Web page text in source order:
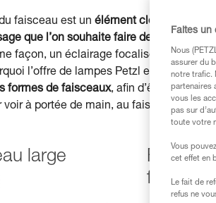
faisceau est un élément clé dans le
que l’on souhaite faire de sa lampe
façon, un éclairage focalisé ne sera
l’offre de lampes Petzl est conçue,
formes de faisceaux, afin d’être
voir à portée de main, au faisceau
large
focalisé)
Faites un
Nous
assurer du
notre trafic.
partenaires
vous les
pas sur
toute votre
Vous
cet effet en
Le fait de
refus ne